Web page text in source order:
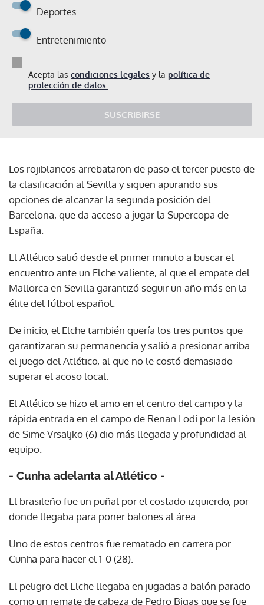
Deportes
Entretenimiento
Acepta las condiciones legales y la política de
protección de datos.
SUSCRIBIRSE
Los rojiblancos arrebataron de paso el tercer puesto de
la clasificación al Sevilla y siguen apurando sus
opciones de alcanzar la segunda posición del
Barcelona, que da acceso a jugar la Supercopa de
España.
El Atlético salió desde el primer minuto a buscar el
encuentro ante un Elche valiente, al que el empate del
Mallorca en Sevilla garantizó seguir un año más en la
élite del fútbol español.
De inicio, el Elche también quería los tres puntos que
garantizaran su permanencia y salió a presionar arriba
el juego del Atlético, al que no le costó demasiado
superar el acoso local.
El Atlético se hizo el amo en el centro del campo y la
rápida entrada en el campo de Renan Lodi por la lesión
de Sime Vrsaljko (6) dio más llegada y profundidad al
equipo.
- Cunha adelanta al Atlético -
El brasileño fue un puñal por el costado izquierdo, por
donde llegaba para poner balones al área.
Uno de estos centros fue rematado en carrera por
Cunha para hacer el 1-0 (28).
El peligro del Elche llegaba en jugadas a balón parado
como un remate de cabeza de Pedro Bigas que se fue